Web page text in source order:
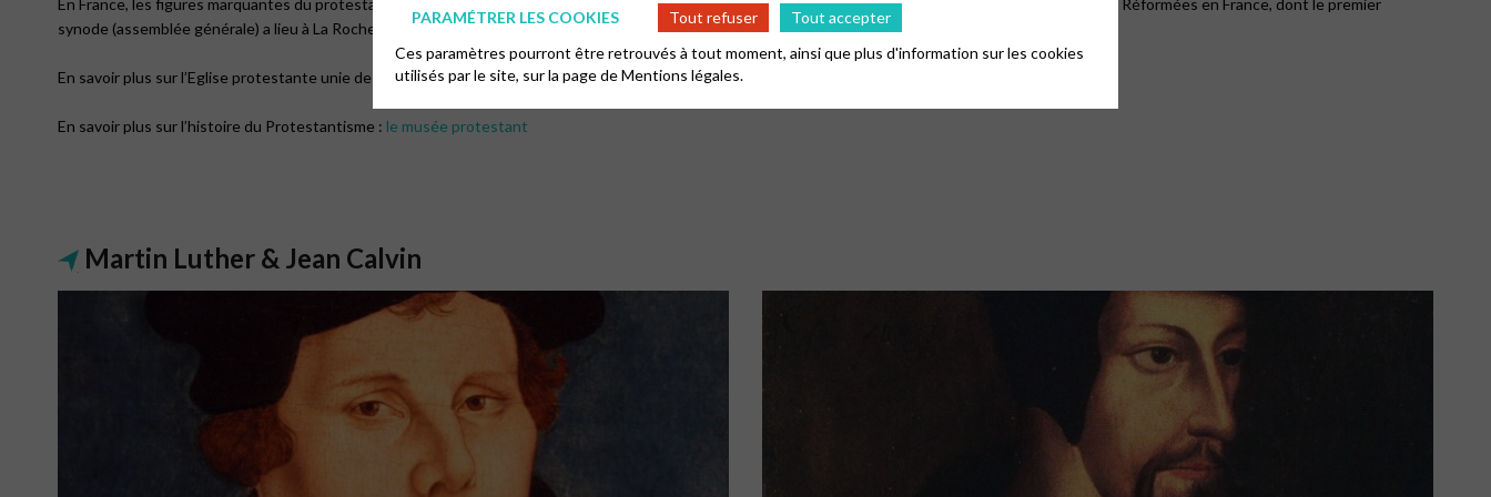
synode (assemblée générale) a lieu à La Rochelle en 1559.
En savoir plus sur l’Eglise protestante unie de France :le site Epudf
En savoir plus sur l’histoire du Protestantisme : le musée protestant
Martin Luther & Jean Calvin
PARAMÉTRER LES COOKIES
Tout refuser
Tout accepter
Ces paramètres pourront être retrouvés à tout moment, ainsi que plus d'information sur les cookies
utilisés par le site, sur la page deMentions légales.